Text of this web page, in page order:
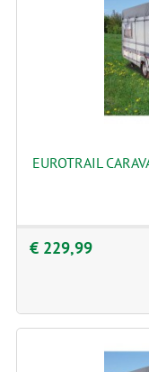
EUROTRAIL
€ 229,99